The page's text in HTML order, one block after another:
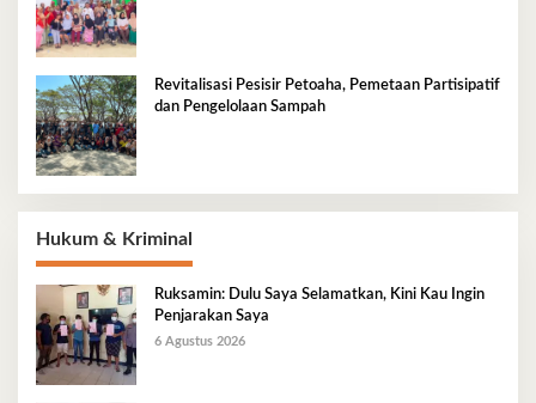
Revitalisasi Pesisir Petoaha, Pemetaan Partisipatif
dan Pengelolaan Sampah
Hukum & Kriminal
Ruksamin: Dulu Saya Selamatkan, Kini Kau Ingin
Penjarakan Saya
6 Agustus 2026